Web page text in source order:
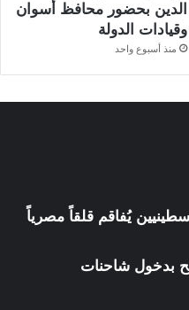
الدين بحضور محافظ أسوان
وقيادات الدولة
منذ أسبوع واحد
يُفاقم قلقاً مصرياً
بدخول شاحنات